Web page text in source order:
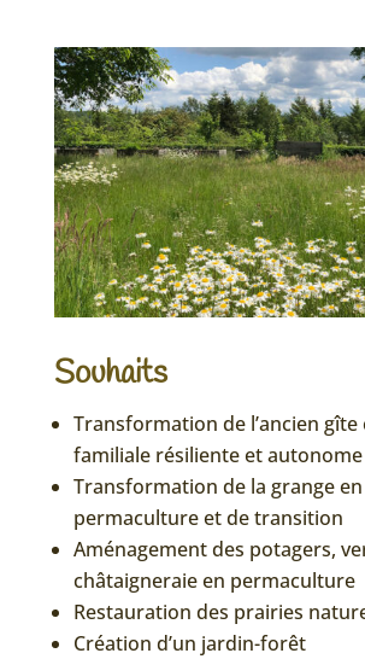
Souhaits
Transformation de l’ancien gîte
familiale résiliente et autonome
Transformation de la grange
permaculture et de transition
Aménagement des potagers,
châtaigneraie en permaculture
Restauration des prairies
Création d’un jardin-forêt